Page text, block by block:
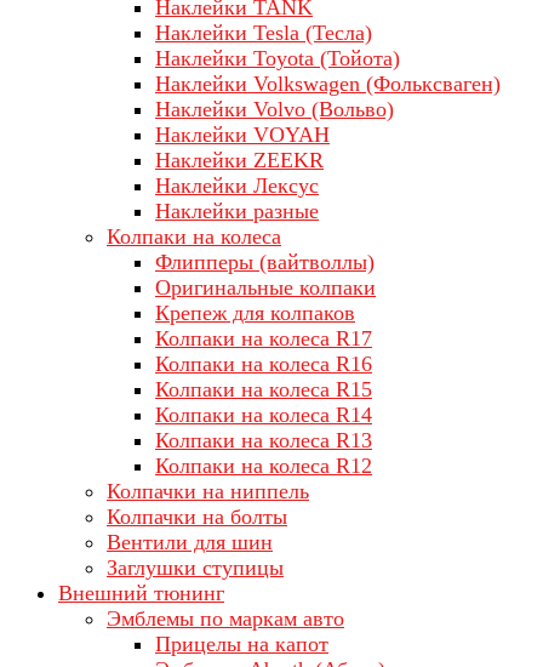
Наклейки TANK
Наклейки Tesla (Тесла)
Наклейки Toyota (Тойота)
Наклейки Volkswagen (Фольксваген)
Наклейки Volvo (Вольво)
Наклейки VOYAH
Наклейки ZEEKR
Наклейки Лексус
Наклейки разные
Колпаки на колеса
Флипперы (вайтволлы)
Оригинальные колпаки
Крепеж для колпаков
Колпаки на колеса R17
Колпаки на колеса R16
Колпаки на колеса R15
Колпаки на колеса R14
Колпаки на колеса R13
Колпаки на колеса R12
Колпачки на ниппель
Колпачки на болты
Вентили для шин
Заглушки ступицы
Внешний тюнинг
Эмблемы по маркам авто
Прицелы на капот